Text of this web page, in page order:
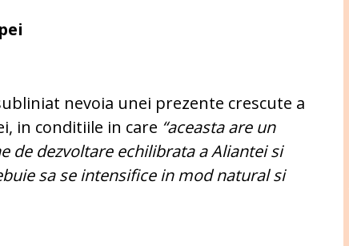
nevoia unei prezente crescute a
in conditiile in care “aceasta are un
de dezvoltare echilibrata a Aliantei si
sa se intensifice in mod natural si